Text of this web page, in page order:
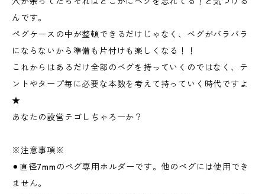
んです。
ペグケースの中が整頓できるだけじゃなく、ベグがバラバラ
にならないから準備も片付けも楽しくなる！！
これからはあるだけ全部のペグを持っていくのではなく、テ
ントやタープ毎に必要な本数を考えて持っていく時代ですよ
★
あなたの設営テゴしちゃろーか？
※注意事項※
⚫︎直径7mmのペグ専用ホルダーです。他のペグには使用でき
ません。